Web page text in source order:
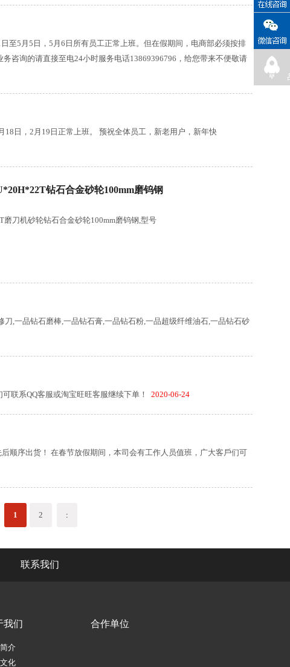
至5月5日，5月6日所有员工正常上班。但在假期间，电商部必须按排
咨询的请直接至电24小时服务电话13869396796，给您带来不便敬请
日，2月19日正常上班。 预祝全体员工，新老用户，新年快
钻石合金砂轮100mm磨钨钢
刀机砂轮钻石合金砂轮100mm磨钨钢,型号
,一品钻石磨棒,一品钻石膏,一品钻石粉,一品超级纤维油石,一品钻石砂
联系QQ客服或淘宝旺旺客服继续下单！ 2020-06-24
顺序出货！ 在春节放假期间，本司会有工作人员值班，广大客戶们可
1 2 :
联系我们
我们 合作单位
介
化